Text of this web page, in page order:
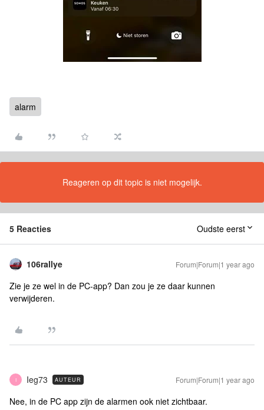
alarm
Reageren op dit topic is niet mogelijk.
5 Reacties Oudste eerst
106rallye Forum|Forum|1 year ago
Zie je ze wel in de PC-app? Dan zou je ze daar kunnen
verwijderen.
I Ieg73 AUTEUR Forum|Forum|1 year ago
Nee, in de PC app zijn de alarmen ook niet zichtbaar.